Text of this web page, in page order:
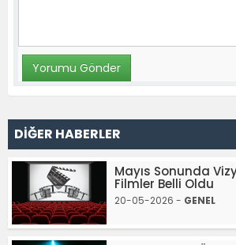
DİĞER HABERLER
Mayıs Sonunda
Filmler Belli Oldu
20-05-2026 - GENEL